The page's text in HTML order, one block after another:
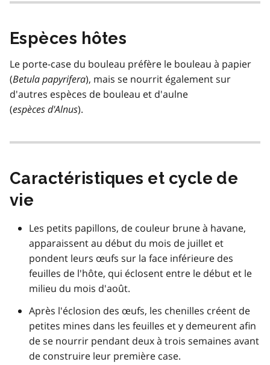
Espèces hôtes
Le porte-case du bouleau préfère le bouleau à papier
(Betula papyrifera), mais se nourrit également sur
d'autres espèces de bouleau et d'aulne
(espèces d'Alnus).
Caractéristiques et cycle de
vie
Les petits papillons, de couleur brune à havane,
apparaissent au début du mois de juillet et
pondent leurs œufs sur la face inférieure des
feuilles de l'hôte, qui éclosent entre le début et le
milieu du mois d'août.
Après l'éclosion des œufs, les chenilles créent de
petites mines dans les feuilles et y demeurent afin
de se nourrir pendant deux à trois semaines avant
de construire leur première case.